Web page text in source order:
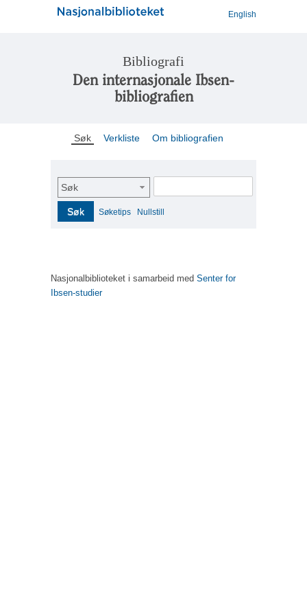
English
Bibliografi
Den internasjonale Ibsen-
bibliografien
Søk Verkliste Om bibliografien
Søk
Søk Søketips Nullstill
Nasjonalbiblioteket i samarbeid med Senter for
Ibsen-studier